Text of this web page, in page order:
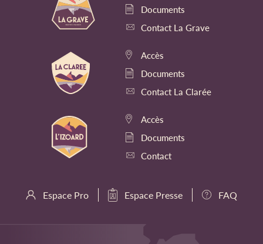
Documents
Contact La Grave
Accès
Documents
Contact La Clarée
Accès
Documents
Contact
Espace Pro Espace Presse FAQ